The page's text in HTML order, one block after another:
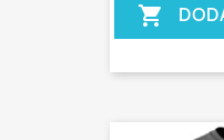
shopping_cart